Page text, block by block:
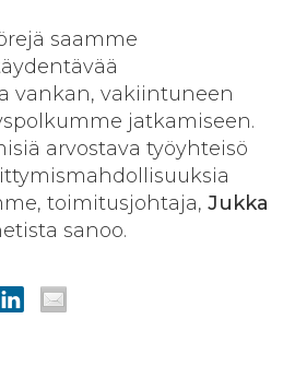
saamme
vankan, vakiintuneen
jatkamiseen.
arvostava työyhteisö
toimitusjohtaja, Jukka
sanoo.